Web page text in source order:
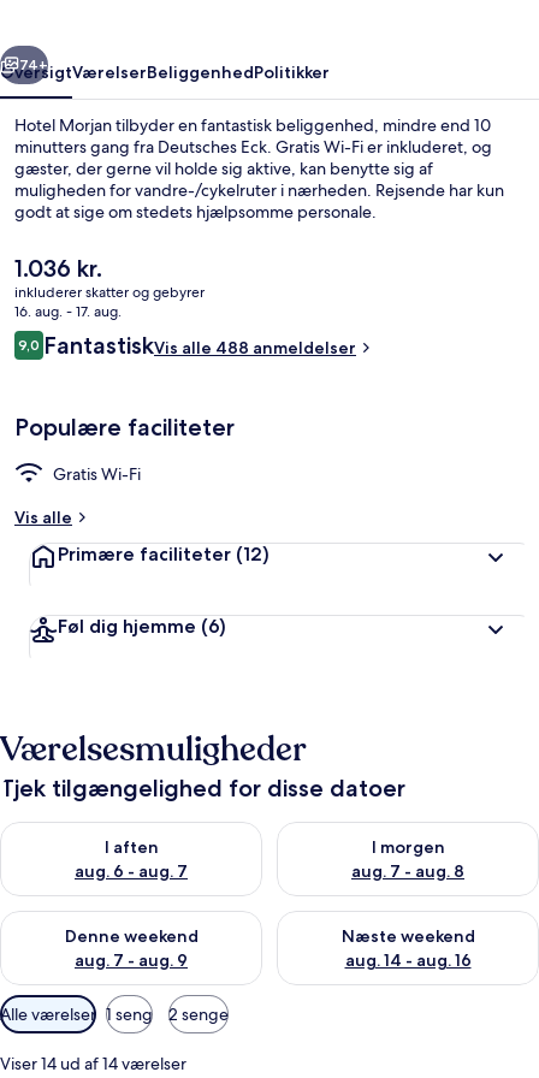
Næste
74+
OversigtVærelserBeliggenhedPolitikker
Hotel Morjan tilbyder en fantastisk beliggenhed, mindre end 10
minutters gang fra Deutsches Eck. Gratis Wi-Fi er inkluderet, og
gæster, der gerne vil holde sig aktive, kan benytte sig af
muligheden for vandre-/cykelruter i nærheden. Rejsende har kun
godt at sige om stedets hjælpsomme personale.
Den
nuværende
pris
er
1.036 kr.
1.036 kr.
inkluderer skatter og gebyrer
16. aug. - 17. aug.
Anmeldelser
9,09,0 ud af 10.
FantastiskVis alle 488 anmeldelser
Populære faciliteter
Gratis Wi-Fi
Vis alle
Primære faciliteter (12)
Føl dig hjemme (6)
Værelsesmuligheder
Tjek tilgængelighed for disse datoer
I aften
aug. 6 - aug. 7
Tjek tilgængelighed for i aften aug. 6 - aug. 7
I morgen
aug. 7 - aug. 8
Tjek tilgængelighed for i
Denne weekend
aug. 7 - aug. 9
Tjek tilgængelighed for denne weekend aug. 7 - aug. 9
Næste weekend
aug. 14 - aug. 16
Tjek tilgængelighed for næste
Tilgængelige
filtre
for
Alle værelser 1 seng 2 senge
Viser 14 ud af 14 værelser